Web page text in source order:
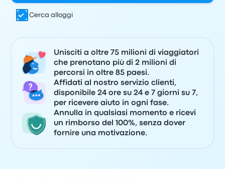
Cerca alloggi
Unisciti a oltre 75 milioni di viaggiatori
che prenotano più di 2 milioni di
percorsi in oltre 85 paesi.
Affidati al nostro servizio clienti,
disponibile 24 ore su 24 e 7 giorni su 7,
per ricevere aiuto in ogni fase.
Annulla in qualsiasi momento e ricevi
un rimborso del 100%, senza dover
fornire una motivazione.